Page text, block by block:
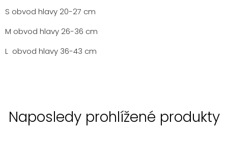
S obvod hlavy 20-27 cm
M obvod hlavy 26-36 cm
L obvod hlavy 36-43 cm
Naposledy prohlížené produkty